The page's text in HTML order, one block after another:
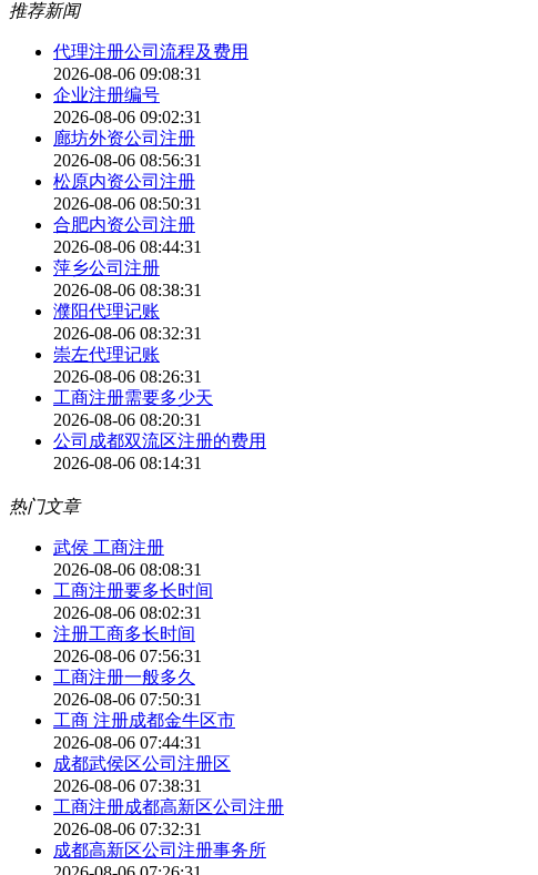
推荐新闻
代理注册公司流程及费用
2026-08-06 09:08:31
企业注册编号
2026-08-06 09:02:31
廊坊外资公司注册
2026-08-06 08:56:31
松原内资公司注册
2026-08-06 08:50:31
合肥内资公司注册
2026-08-06 08:44:31
萍乡公司注册
2026-08-06 08:38:31
濮阳代理记账
2026-08-06 08:32:31
崇左代理记账
2026-08-06 08:26:31
工商注册需要多少天
2026-08-06 08:20:31
公司成都双流区注册的费用
2026-08-06 08:14:31
热门文章
武侯 工商注册
2026-08-06 08:08:31
工商注册要多长时间
2026-08-06 08:02:31
注册工商多长时间
2026-08-06 07:56:31
工商注册一般多久
2026-08-06 07:50:31
工商 注册成都金牛区市
2026-08-06 07:44:31
成都武侯区公司注册区
2026-08-06 07:38:31
工商注册成都高新区公司注册
2026-08-06 07:32:31
成都高新区公司注册事务所